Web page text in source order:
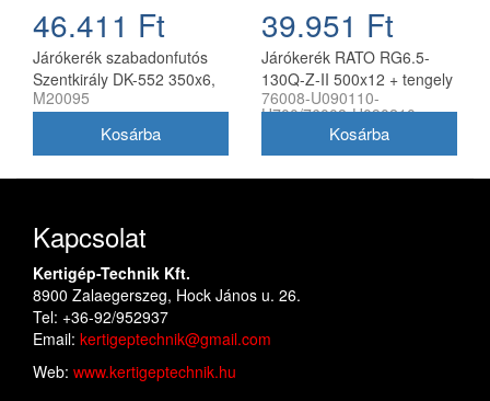
46.411 Ft
Járókerék szabadonfutós
Szentkirály DK-552 350x6,
párban
M20095
39.951 Ft
Járókerék RATO RG6.5-
130Q-Z-II 500x12 + tengely
készlet (pár)
76008-U090110-
H700/76008-U090210-
Kapcsolat
Kertigép-Technik Kft.
8900 Zalaegerszeg, Hock János u. 26.
Tel: +36-92/952937
Email: kertigeptechnik@gmail.com
Web: www.kertigeptechnik.hu